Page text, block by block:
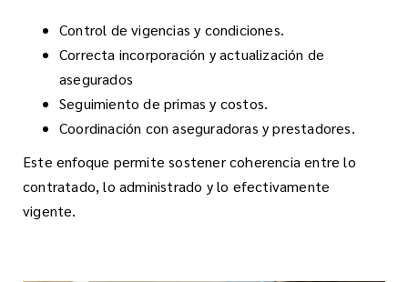
Control de vigencias y condiciones.
Correcta incorporación y actualización de
asegurados
Seguimiento de primas y costos.
Coordinación con aseguradoras y prestadores.
Este enfoque permite sostener coherencia entre lo
contratado, lo administrado y lo efectivamente
vigente.